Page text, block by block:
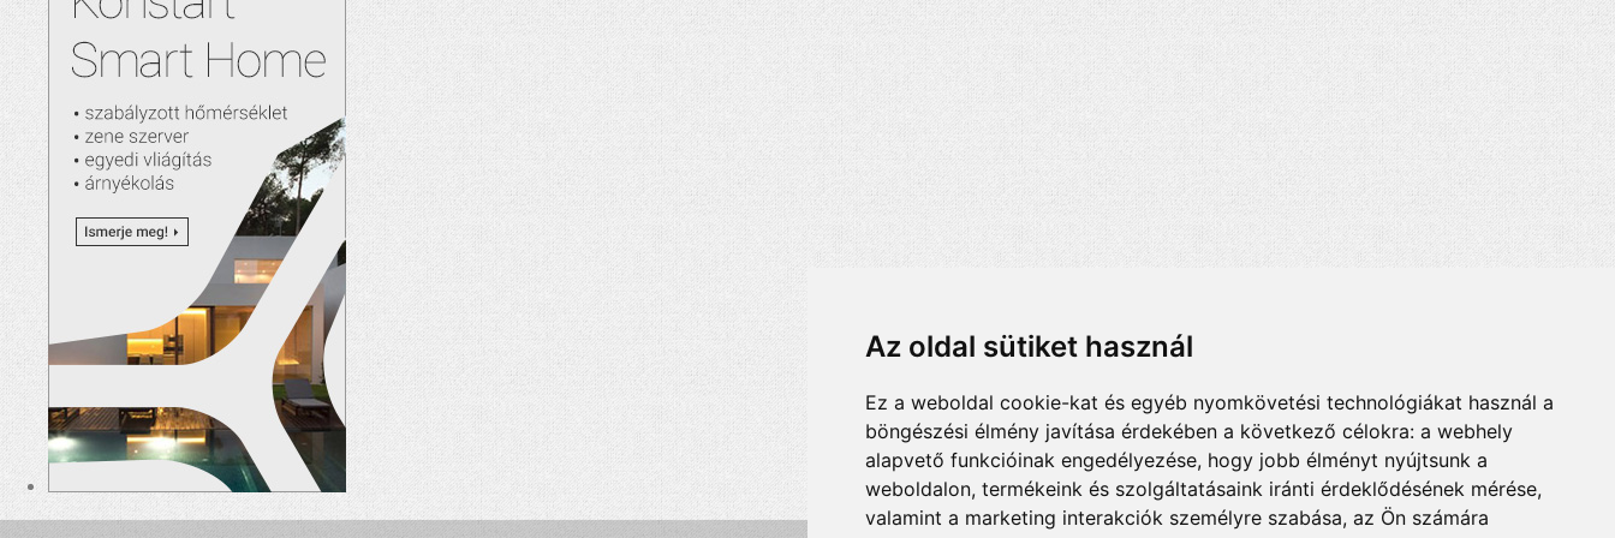
Az oldal sütiket használ
Ez a weboldal cookie-kat és egyéb nyomkövetési technológiákat használ a
böngészési élmény javítása érdekében a következő célokra: a webhely
alapvető funkcióinak engedélyezése, hogy jobb élményt nyújtsunk a
weboldalon, termékeink és szolgáltatásaink iránti érdeklődésének mérése,
valamint a marketing interakciók személyre szabása, az Ön számára